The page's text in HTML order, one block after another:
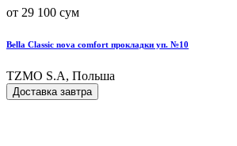
от 29 100 сум
Bella Classic nova comfort прокладки уп. №10
TZMO S.A, Польша
Доставка завтра